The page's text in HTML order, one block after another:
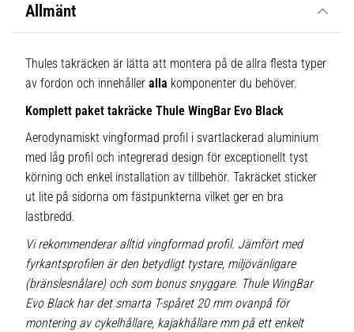
Allmänt
Thules takräcken är lätta att montera på de allra flesta typer
av fordon och innehåller alla komponenter du behöver.
Komplett paket takräcke Thule WingBar Evo Black
Aerodynamiskt vingformad profil i svartlackerad aluminium
med låg profil och integrerad design för exceptionellt tyst
körning och enkel installation av tillbehör. Takräcket sticker
ut lite på sidorna om fästpunkterna vilket ger en bra
lastbredd.
Vi rekommenderar alltid vingformad profil. Jämfört med
fyrkantsprofilen är den betydligt tystare, miljövänligare
(bränslesnålare) och som bonus snyggare. Thule WingBar
Evo Black har det smarta T-spåret 20 mm ovanpå för
montering av cykelhållare, kajakhållare mm på ett enkelt